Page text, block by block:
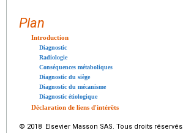
Plan
Introduction
Diagnostic
Radiologie
Conséquences métaboliques
Diagnostic du siège
Diagnostic du mécanisme
Diagnostic étiologique
Déclaration de liens d'intérêts
© 2018 Elsevier Masson SAS. Tous droits réservés.